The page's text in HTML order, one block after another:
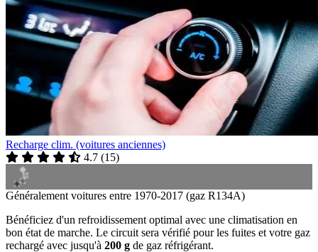
Recharge clim. (voitures anciennes)
4.7 (15)
Généralement voitures entre 1970-2017 (gaz R134A)
Bénéficiez d'un refroidissement optimal avec une climatisation en
bon état de marche. Le circuit sera vérifié pour les fuites et votre gaz
rechargé avec jusqu'à 200 g de gaz réfrigérant.